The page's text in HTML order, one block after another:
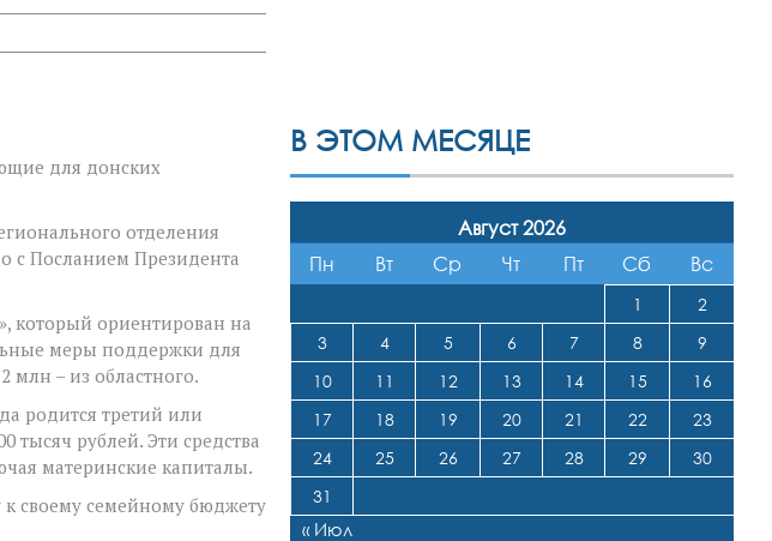
для донских
отделения
с Посланием Президента
который ориентирован на
меры поддержки для
млн – из областного.
родится третий или
рублей. Эти средства
материнские капиталы.
своему семейному бюджету
В ЭТОМ МЕСЯЦЕ
Август 2026
Пн
Вт Ср Чт Пт Сб Вс
1
2
3
4 5 6 7 8
9
10
11 12 13 14 15
16
17
18 19 20 21 22
23
24
25 26 27 28 29
30
31
« Июл